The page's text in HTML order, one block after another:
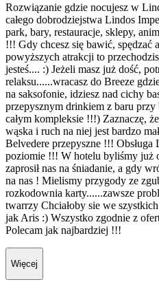
Rozwiązanie gdzie nocujesz w
całego dobrodziejstwa Lindos
park, bary, restauracje, sklepy,
!!! Gdy chcesz się bawić, spędzać
powyższych atrakcji to
jesteś.... :) Jeżeli masz już dość,
relaksu......wracasz do Breeze
na saksofonie, idziesz nad cichy
przepysznym drinkiem z baru
całym kompleksie !!!) Zaznaczę,
wąska i ruch na niej jest bardzo
Belvedere przepyszne !!!
poziomie !!! W hotelu byliśmy już
zaprosił nas na śniadanie, a gdy
na nas ! Mielismy przygody ze
rozkodownia karty......zawsze
twarrzy Chciałoby sie we
jak Aris :) Wszystko zgodnie z
Polecam jak najbardziej !!!
Więcej